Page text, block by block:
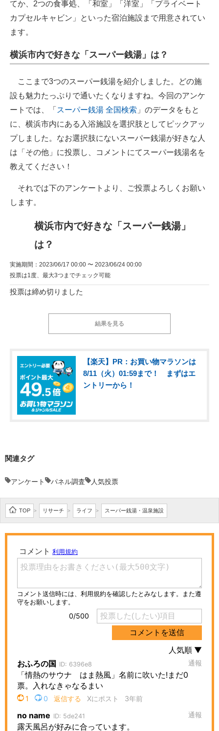
てか、2つの食事処、「和室」「洋室」「プライベート
カプセルキャビン」といった宿泊施設まで用意されてい
ます。
横浜市内で好きな「スーパー銭湯」は？
ここまで3つのスーパー銭湯を紹介しました。どの施
設も魅力たっぷりで通いたくなりますね。今回のアンケ
ートでは、「 スーパー銭湯 全国検索 」のデータをもと
に、横浜市内にある入浴施設を選択肢としてピックアッ
プしました。なお選択肢にないスーパー銭湯が好きな人
は「その他」に投票し、コメントにてスーパー銭湯名を
教えてください！
それでは下のアンケートより、ご投票よろしくお願い
します。
横浜市内で好きな「スーパー銭湯」
は？
実施期間：2023/06/17 00:00 〜 2023/06/24 00:00
投票は1度、最大3つまでチェック可能
投票は締め切りました
結果を見る
【楽天】PR：お買い物マラソンは
8/11（火）01:59まで！ まずはエ
ントリーから！
関連タグ
アンケート パネル調査 人気投票
TOP > リサーチ > ライフ > スーパー銭湯・温泉施設